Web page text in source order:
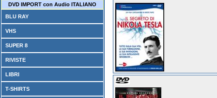
DVD IMPORT con Audio ITALIANO
BLU RAY
VHS
SUPER 8
RIVISTE
LIBRI
T-SHIRTS